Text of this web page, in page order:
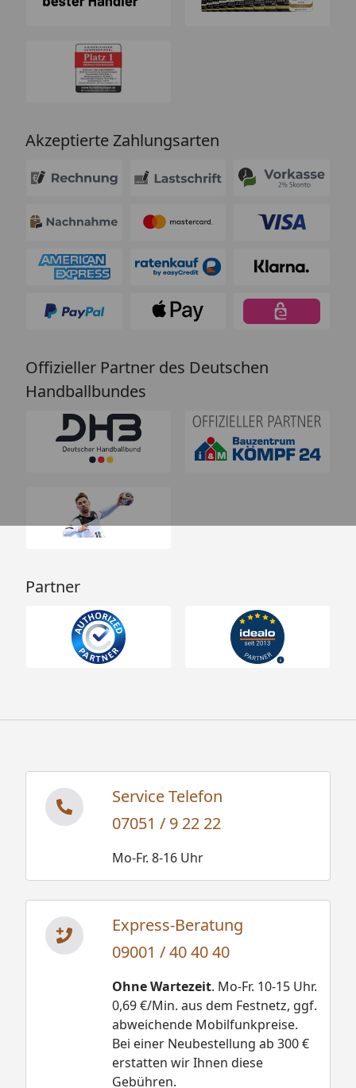
Akzeptierte Zahlungsarten
Offizieller Partner des Deutschen
Handballbundes
Partner
Service Telefon
07051 / 9 22 22
Mo-Fr. 8-16 Uhr
Express-Beratung
09001 / 40 40 40
Ohne Wartezeit. Mo-Fr. 10-15 Uhr.
0,69 €/Min. aus dem Festnetz, ggf.
abweichende Mobilfunkpreise.
Bei einer Neubestellung ab 300 €
erstatten wir Ihnen diese
Gebühren.